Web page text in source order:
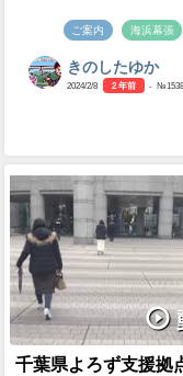
ご案内 海浜幕張
きのしたゆか
2024/2/8 2 年前 -
千葉県よろず支援拠